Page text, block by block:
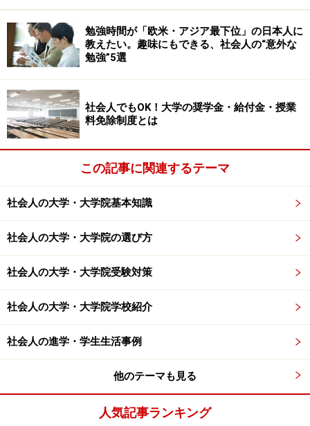
例）確かに株式会社は株主の利益を考えなければならな
い。しかし、その結果として、安全性への配慮が二の次
になることは問題だ。
「第2部意見提示」「第3部展開」「第4部結論」「文体
基本ルール」「原稿用紙の使い方」→次のページへ
1/2 次のページへ
勉強時間が「欧米・アジア最下位」の日本人に
教えたい。趣味にもできる、社会人の“意外な
勉強”5選
社会人でもOK！大学の奨学金・給付金・授業
料免除制度とは
この記事に関連するテーマ
社会人の大学・大学院基本知識
社会人の大学・大学院の選び方
社会人の大学・大学院受験対策
社会人の大学・大学院学校紹介
社会人の進学・学生生活事例
他のテーマも見る
人気記事ランキング